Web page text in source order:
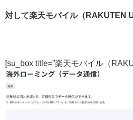
対して楽天モバイル（RAKUTEN
[su_box title=”楽天モバイル（